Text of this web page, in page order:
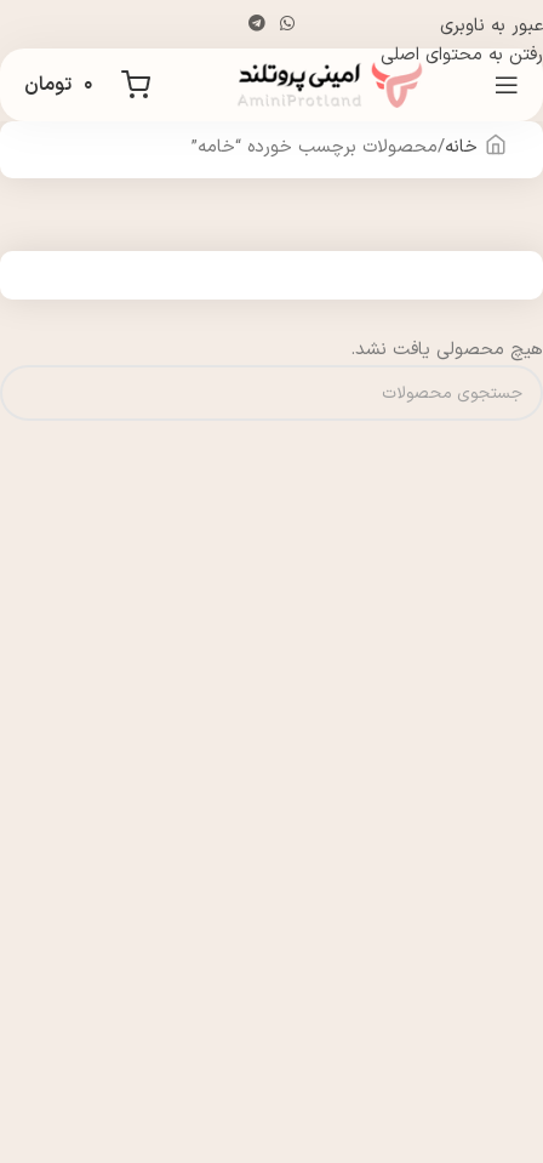
عبور به ناوبری
رفتن به محتوای اصلی
۰ تومان
خانه محصولات برچسب خورده “خامه”
هیچ محصولی یافت نشد.